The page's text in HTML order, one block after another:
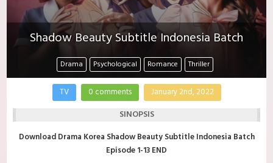
Shadow Beauty Subtitle Indonesia Batch
Drama Psychological Romance Thriller
TV 0 comments January 2nd, 2022
SINOPSIS
Download Drama Korea Shadow Beauty Subtitle Indonesia Batch
Episode 1-13 END